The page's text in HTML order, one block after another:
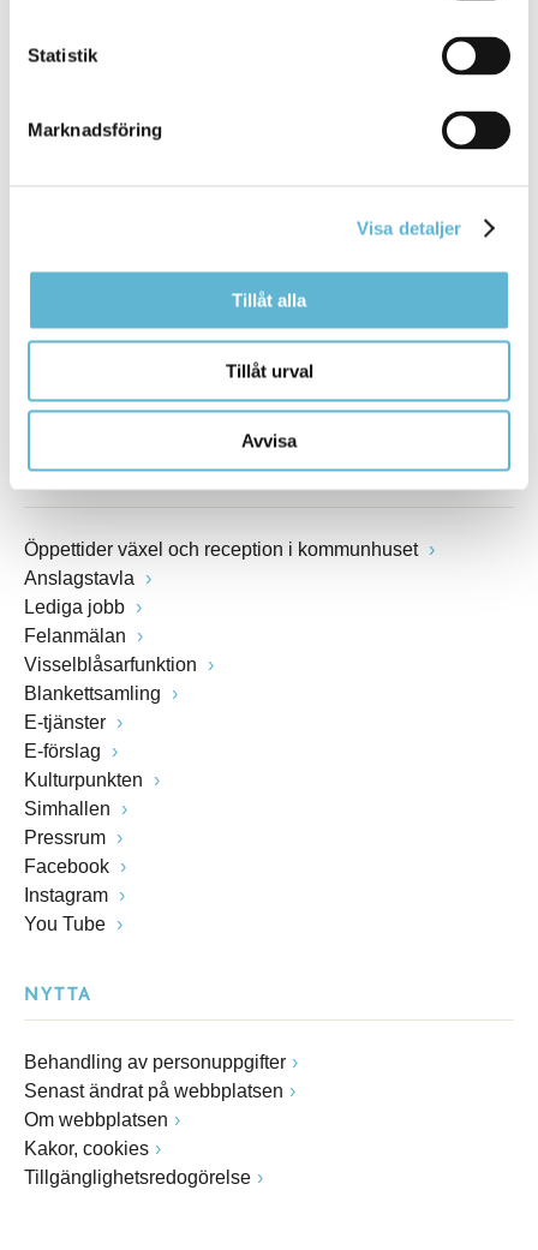
Statistik
Marknadsföring
Visa detaljer
Tillåt alla
Tillåt urval
Avvisa
Kommunhuset, Storgatan 48
Webbadress
Org.nr: 212000-0894
Öppettider växel och reception i kommunhuset
Anslagstavla
Lediga jobb
Felanmälan
Visselblåsarfunktion
Blankettsamling
E-tjänster
E-förslag
Kulturpunkten
Simhallen
Pressrum
Facebook
Instagram
You Tube
NYTTA
Behandling av personuppgifter
Senast ändrat på webbplatsen
Om webbplatsen
Kakor, cookies
Tillgänglighetsredogörelse